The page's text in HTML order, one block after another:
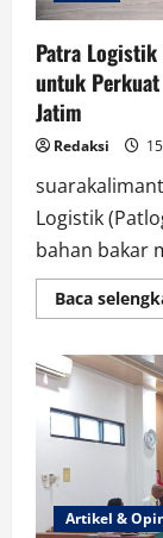
Patra
untuk
Jatim
Redaksi
Logistik
bahan bakar
Baca
Artikel &